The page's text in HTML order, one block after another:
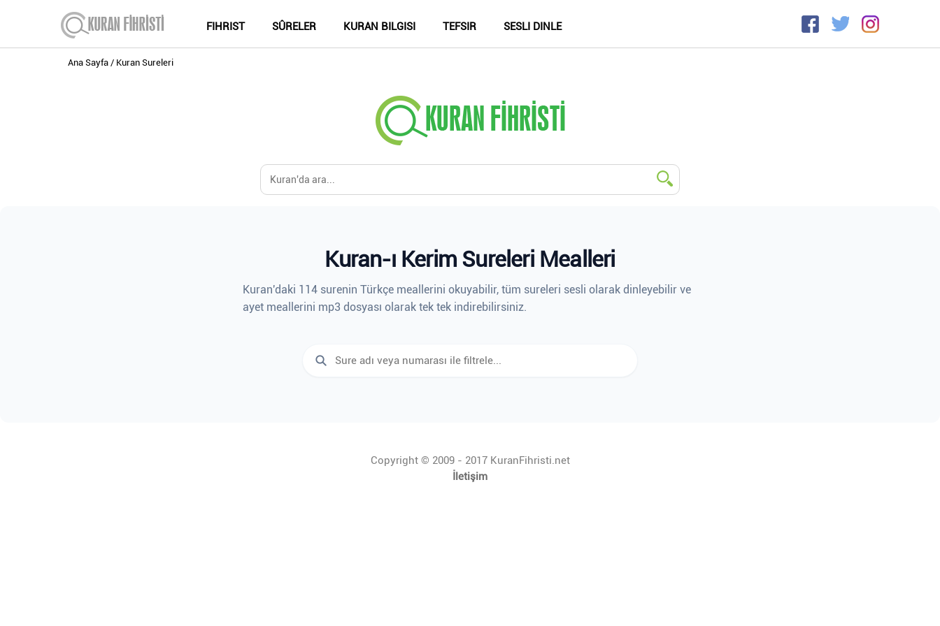
FIHRIST SÛRELER KURAN BILGISI TEFSIR SESLI DINLE
Ana Sayfa Kuran Sureleri
Kuran-ı Kerim Sureleri Mealleri
Kuran'daki 114 surenin Türkçe meallerini okuyabilir, tüm sureleri sesli olarak dinleyebilir ve
ayet meallerini mp3 dosyası olarak tek tek indirebilirsiniz.
Copyright © 2009 - 2017 KuranFihristi.net
İletişim